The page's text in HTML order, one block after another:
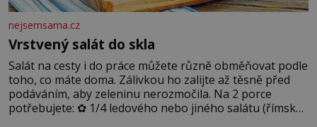
nejsemsama.cz
Vrstvený salát do skla
Salát na cesty i do práce můžete různě obměňovat podle
toho, co máte doma. Zálivkou ho zalijte až těsně před
podáváním, aby zeleninu nerozmočila. Na 2 porce
potřebujete: ✿ 1/4 ledového nebo jiného salátu (římský